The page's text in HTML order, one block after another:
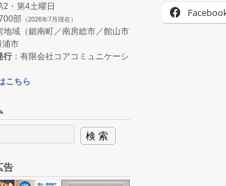
2・第4土曜日
部 （2026年7月現在）
地域（鋸南町／南房総市／館山市
浦市
行：有限会社コアコミュニケーシ
こちら
告